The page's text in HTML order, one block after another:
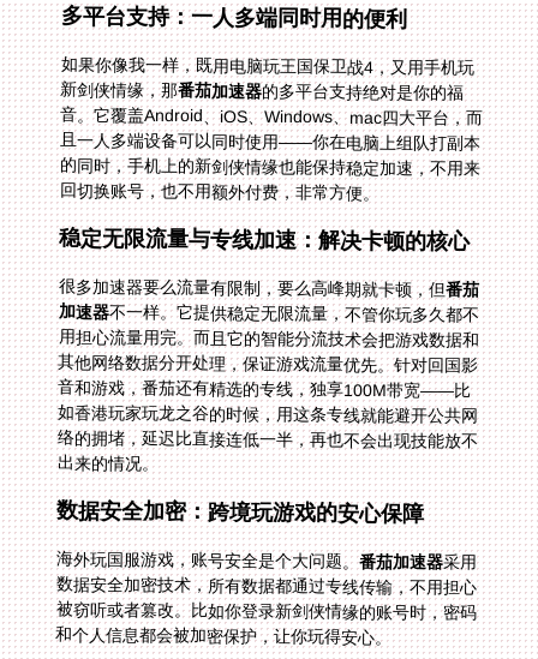
多平台支持：一人多端同时用的便利
如果你像我一样，既用电脑玩王国保卫战4，又用手机玩
新剑侠情缘，那番茄加速器的多平台支持绝对是你的福
音。它覆盖Android、iOS、Windows、mac四大平台，而
且一人多端设备可以同时使用——你在电脑上组队打副本
的同时，手机上的新剑侠情缘也能保持稳定加速，不用来
回切换账号，也不用额外付费，非常方便。
稳定无限流量与专线加速：解决卡顿的核心
很多加速器要么流量有限制，要么高峰期就卡顿，但番茄
加速器不一样。它提供稳定无限流量，不管你玩多久都不
用担心流量用完。而且它的智能分流技术会把游戏数据和
其他网络数据分开处理，保证游戏流量优先。针对回国影
音和游戏，番茄还有精选的专线，独享100M带宽——比
如香港玩家玩龙之谷的时候，用这条专线就能避开公共网
络的拥堵，延迟比直接连低一半，再也不会出现技能放不
出来的情况。
数据安全加密：跨境玩游戏的安心保障
海外玩国服游戏，账号安全是个大问题。番茄加速器采用
数据安全加密技术，所有数据都通过专线传输，不用担心
被窃听或者篡改。比如你登录新剑侠情缘的账号时，密码
和个人信息都会被加密保护，让你玩得安心。